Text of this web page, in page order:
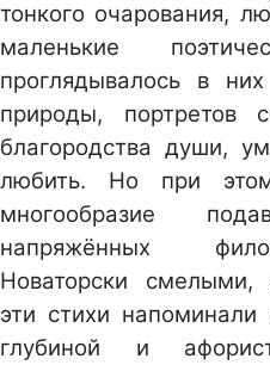
тонкого очарования,
маленькие
проглядывалось в
природы, портретов
благородства души,
любить. Но при
многообразие
напряжённых
Новаторски
эти стихи
глубиной и